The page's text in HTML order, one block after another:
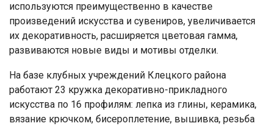
используются преимущественно в качестве
произведений искусства и сувениров, увеличивается
их декоративность, расширяется цветовая гамма,
развиваются новые виды и мотивы отделки.
На базе клубных учреждений Клецкого района
работают 23 кружка декоративно-прикладного
искусства по 16 профилям: лепка из глины, керамика,
вязание крючком, бисероплетение, вышивка, резьба